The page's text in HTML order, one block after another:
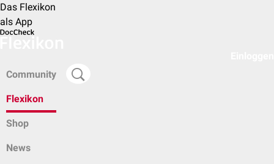
Das Flexikon
als App
Community
Flexikon
Shop
News